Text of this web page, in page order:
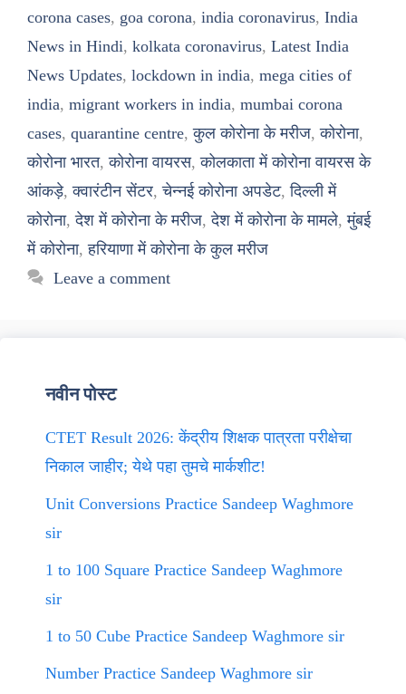
corona cases, goa corona, india coronavirus, India
News in Hindi, kolkata coronavirus, Latest India
News Updates, lockdown in india, mega cities of
india, migrant workers in india, mumbai corona
cases, quarantine centre,कुल कोरोना के मरीज,कोरोना,
कोरोना भारत,कोरोना वायरस,कोलकाता में कोरोना वायरस के
आंकड़े,क्वारंटीन सेंटर,चेन्नई कोरोना अपडेट,दिल्ली में
कोरोना,देश में कोरोना के मरीज,देश में कोरोना के मामले,मुंबई
में कोरोना,हरियाणा में कोरोना के कुल मरीज
Leave a comment
नवीन पोस्ट
CTET Result 2026: केंद्रीय शिक्षक पात्रता परीक्षेचा
निकाल जाहीर; येथे पहा तुमचे मार्कशीट!
Unit Conversions Practice Sandeep Waghmore
sir
1 to 100 Square Practice Sandeep Waghmore
sir
1 to 50 Cube Practice Sandeep Waghmore sir
Number Practice Sandeep Waghmore sir